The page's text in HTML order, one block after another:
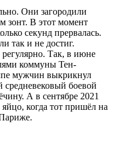
Они загородили
зонт. В этот момент
секунд прервалась.
так и не достиг.
Так, в июне
коммуны Тен-
мужчин выкрикнул
боевой
А в сентябре 2021
когда тот пришёл на